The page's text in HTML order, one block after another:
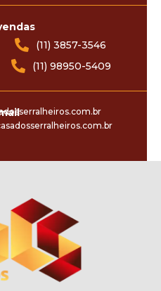
(11) 3857-3546
(11) 98950-5409